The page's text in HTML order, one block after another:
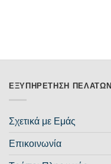
ΕΞΥΠΗΡΈΤΗΣΗ ΠΕΛΑΤΏΝ
Σχετικά με Εμάς
Επικοινωνία